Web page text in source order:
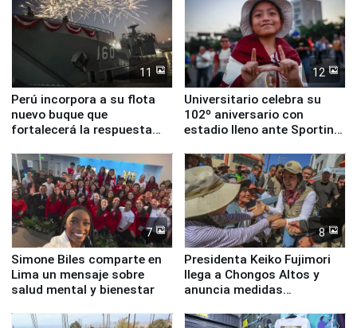
11
Perú incorpora a su flota
nuevo buque que
fortalecerá la respuesta
12
Universitario celebra su
102º aniversario con
estadio lleno ante Sporting
7
Simone Biles comparte en
Lima un mensaje sobre
salud mental y bienestar
8
Presidenta Keiko Fujimori
llega a Chongos Altos y
anuncia medidas
educación, salud y empleo